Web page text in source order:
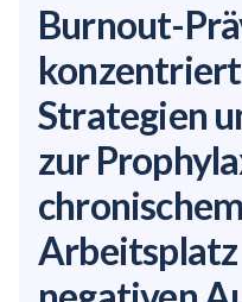
Burnout-
Strategien
zur
Arbeitsplatz